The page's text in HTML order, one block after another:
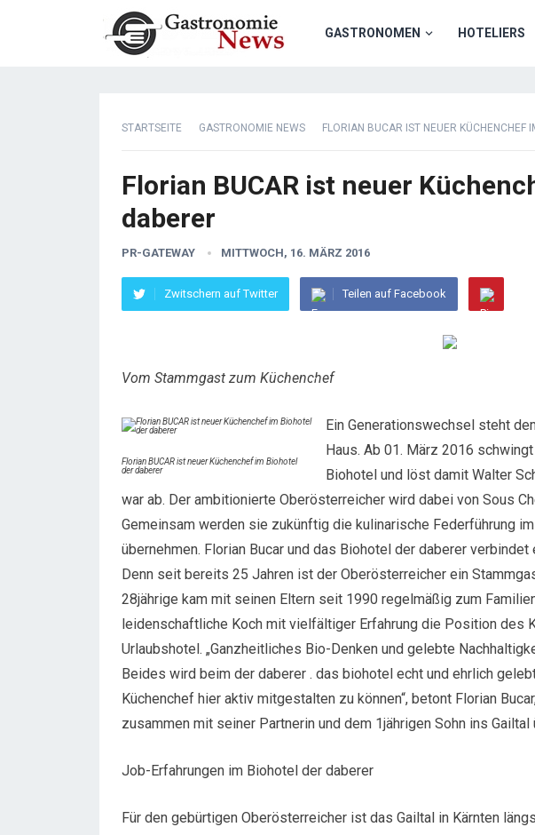
GASTRONOMEN HOTELIERS
STARTSEITE GASTRONOMIE NEWS FLORIAN BUCAR IST NEUER KÜCHENCHEF
Florian BUCAR ist neuer
daberer
PR-GATEWAY MITTWOCH, 16. MÄRZ 2016
Zwitschern auf Twitter Teilen auf Facebook
Vom Stammgast zum Küchenchef
Florian BUCAR ist neuer Küchenchef im Biohotel
der daberer
Ein Generationswechsel steht
Haus. Ab 01. März 2016
Biohotel und löst damit Walter
war ab. Der ambitionierte Oberösterreicher wird dabei von Sous
Gemeinsam werden sie zukünftig die kulinarische Federführung
übernehmen. Florian Bucar und das Biohotel der daberer
Denn seit bereits 25 Jahren ist der Oberösterreicher ein
28jährige kam mit seinen Eltern seit 1990 regelmäßig zum
leidenschaftliche Koch mit vielfältiger Erfahrung die Position des
Urlaubshotel. „Ganzheitliches Bio-Denken und gelebte
Beides wird beim der daberer . das biohotel echt und ehrlich
Küchenchef hier aktiv mitgestalten zu können“, betont Florian
zusammen mit seiner Partnerin und dem 1jährigen Sohn ins
Job-Erfahrungen im Biohotel der daberer
Für den gebürtigen Oberösterreicher ist das Gailtal in Kärnten